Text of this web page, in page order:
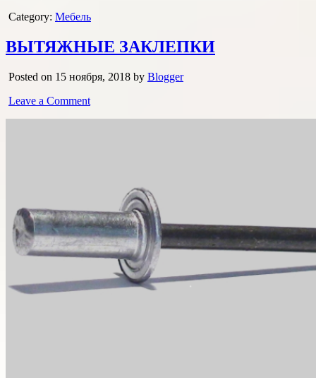
Category: Мебель
ВЫТЯЖНЫЕ ЗАКЛЕПКИ
Posted on 15 ноября, 2018 by Blogger
Leave a Comment